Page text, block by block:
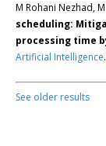
M Rohani Nezhad,
scheduling:
processing time
Artificial Intelligence
See older results